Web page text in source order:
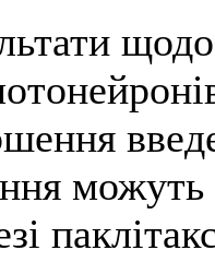
можуть